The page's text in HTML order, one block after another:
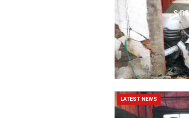
LATEST NEWS